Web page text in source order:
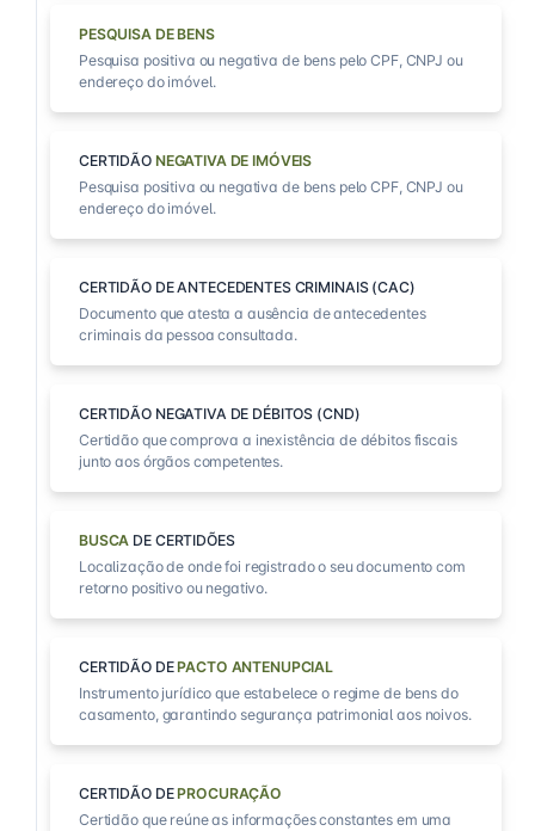
PESQUISA DE BENS
Pesquisa positiva ou negativa de bens pelo CPF, CNPJ ou
endereço do imóvel.
CERTIDÃO NEGATIVA DE IMÓVEIS
Pesquisa positiva ou negativa de bens pelo CPF, CNPJ ou
endereço do imóvel.
CERTIDÃO DE ANTECEDENTES CRIMINAIS (CAC)
Documento que atesta a ausência de antecedentes
criminais da pessoa consultada.
CERTIDÃO NEGATIVA DE DÉBITOS (CND)
Certidão que comprova a inexistência de débitos fiscais
junto aos órgãos competentes.
BUSCA DE CERTIDÕES
Localização de onde foi registrado o seu documento com
retorno positivo ou negativo.
CERTIDÃO DEPACTO ANTENUPCIAL
Instrumento jurídico que estabelece o regime de bens do
casamento, garantindo segurança patrimonial aos noivos.
CERTIDÃO DEPROCURAÇÃO
Certidão que reúne as informações constantes em uma